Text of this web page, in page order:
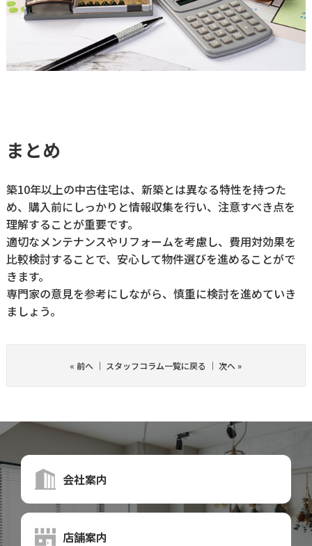
まとめ
築10年以上の中古住宅は、新築とは異なる特性を持つた
め、購入前にしっかりと情報収集を行い、注意すべき点を
理解することが重要です。
適切なメンテナンスやリフォームを考慮し、費用対効果を
比較検討することで、安心して物件選びを進めることがで
きます。
専門家の意見を参考にしながら、慎重に検討を進めていき
ましょう。
« 前へ ｜ スタッフコラム一覧に戻る ｜次へ»
会社案内
店舗案内